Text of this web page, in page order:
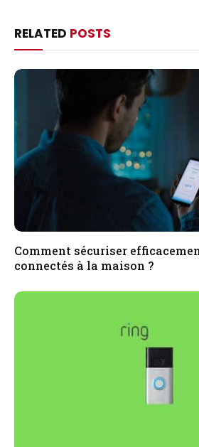
RELATED POSTS
Comment sécuriser
connectés à la maison ?